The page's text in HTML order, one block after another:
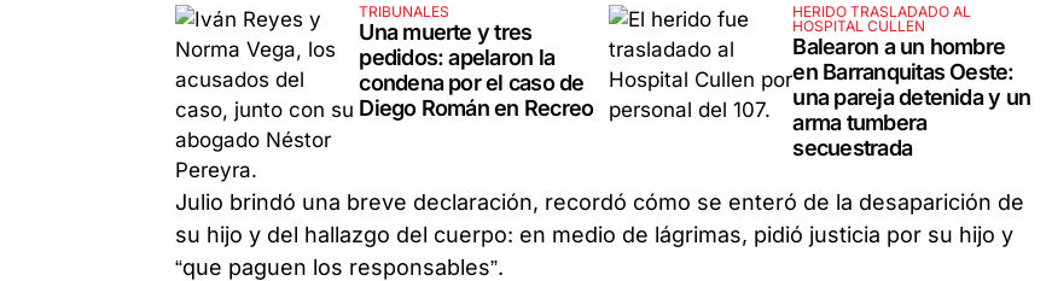
TRIBUNALES
Una muerte y tres
pedidos: apelaron la
condena por el caso de
Diego Román en Recreo
HERIDO TRASLADADO AL
HOSPITAL CULLEN
Balearon a un hombre
en Barranquitas Oeste:
una pareja detenida y un
arma tumbera
secuestrada
Julio brindó una breve declaración, recordó cómo se enteró de la desaparición de
su hijo y del hallazgo del cuerpo: en medio de lágrimas, pidió justicia por su hijo y
“que paguen los responsables”.